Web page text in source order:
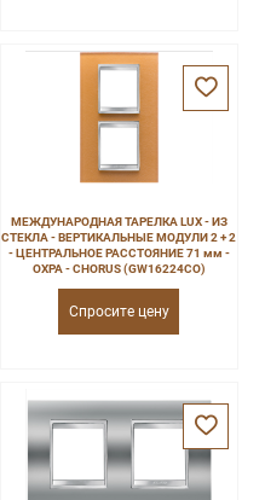
МЕЖДУНАРОДНАЯ ТАРЕЛКА LUX - ИЗ
СТЕКЛА - ВЕРТИКАЛЬНЫЕ МОДУЛИ 2 + 2
- ЦЕНТРАЛЬНОЕ РАССТОЯНИЕ 71 мм -
ОХРА - CHORUS (GW16224CO)
Спросите цену